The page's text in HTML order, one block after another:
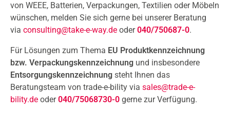
von WEEE, Batterien, Verpackungen, Textilien oder Möbeln
wünschen, melden Sie sich gerne bei unserer Beratung
via consulting@take-e-way.de oder040/750687-0.
Für Lösungen zum Thema EU Produktkennzeichnung
bzw. Verpackungskennzeichnung und insbesondere
Entsorgungskennzeichnung steht Ihnen das
Beratungsteam von trade-e-bility via sales@trade-e-
bility.de oder040/75068730-0 gerne zur Verfügung.